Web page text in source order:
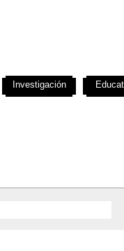
Investigación